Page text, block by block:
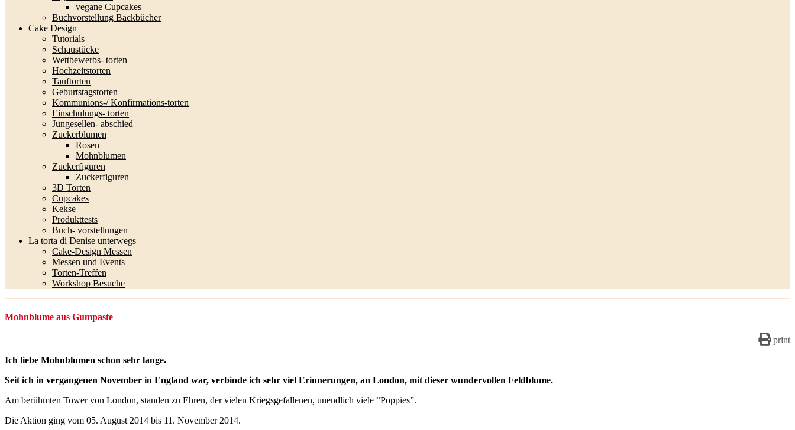
vegane Cupcakes
Buchvorstellung Backbücher
Cake Design
Tutorials
Schaustücke
Wettbewerbs- torten
Hochzeitstorten
Tauftorten
Geburtstagstorten
Kommunions-/ Konfirmations-torten
Einschulungs- torten
Jungesellen- abschied
Zuckerblumen
Rosen
Mohnblumen
Zuckerfiguren
Zuckerfiguren
3D Torten
Cupcakes
Kekse
Produkttests
Buch- vorstellungen
La torta di Denise unterwegs
Cake-Design Messen
Messen und Events
Torten-Treffen
Workshop Besuche
Mohnblume aus Gumpaste
print
Ich liebe Mohnblumen schon sehr lange.
Seit ich in vergangenen November in England war, verbinde ich sehr viel Erinnerungen, an London, mit dieser wundervollen Feldblume.
Am berühmten Tower von London, standen zu Ehren, der vielen Kriegsgefallenen, unendlich viele “Poppies”.
Die Aktion ging vom 05. August 2014 bis 11. November 2014.